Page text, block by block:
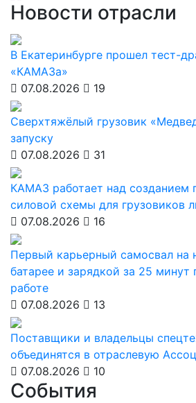
Новости отрасли
В Екатеринбурге прошел тест-
«КАМАЗа»
07.08.2026
19
Сверхтяжёлый грузовик
запуску
07.08.2026
31
КАМАЗ работает над созданием
силовой схемы для грузовиков
07.08.2026
16
Первый карьерный самосвал на
батарее и зарядкой за 25 минут
работе
07.08.2026
13
Поставщики и владельцы
объединятся в отраслевую
07.08.2026
10
События